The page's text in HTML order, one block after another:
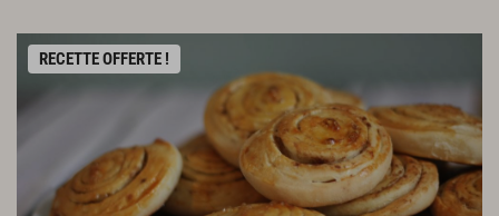
RECETTE OFFERTE !